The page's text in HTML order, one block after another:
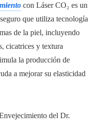
con Láser CO₂ es un
que utiliza tecnología
de la piel, incluyendo
cicatrices y textura
la producción de
a mejorar su elasticidad
del Dr.